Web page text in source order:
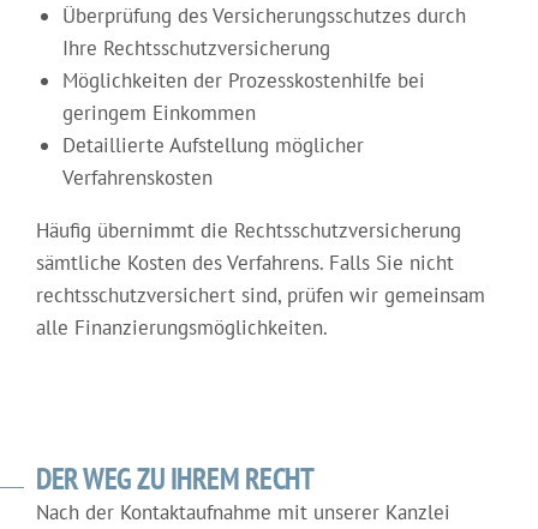
Überprüfung des Versicherungsschutzes durch
Ihre Rechtsschutzversicherung
Möglichkeiten der Prozesskostenhilfe bei
geringem Einkommen
Detaillierte Aufstellung möglicher
Verfahrenskosten
Häufig übernimmt die Rechtsschutzversicherung
sämtliche Kosten des Verfahrens. Falls Sie nicht
rechtsschutzversichert sind, prüfen wir gemeinsam
alle Finanzierungsmöglichkeiten.
DER WEG ZU IHREM RECHT
Nach der Kontaktaufnahme mit unserer Kanzlei